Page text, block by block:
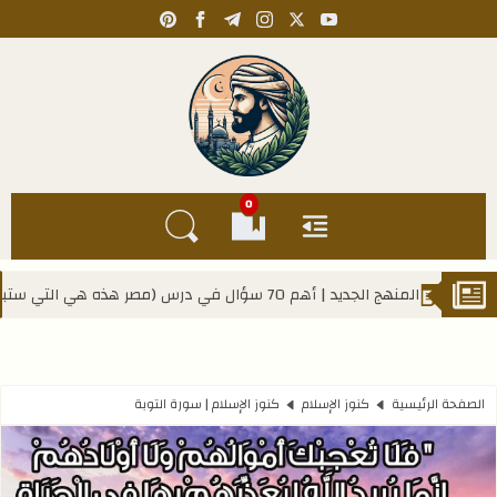
youtube
x
instagram
telegram
facebook
pinterest
Kahlawy Hassan
القائمة
0
العلامات المرجعيةالبحث في المدونة
70 سؤال في درس (مصر هذه هي التي ستبقى) - للصف الأول الإعدادي
الصفحة الرئيسية كنوز الإسلام كنوز الإسلام | سورة التوبة